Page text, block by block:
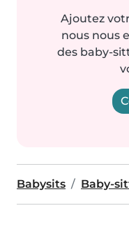
Ajoutez
nous nous
des baby-
Babysits Baby-